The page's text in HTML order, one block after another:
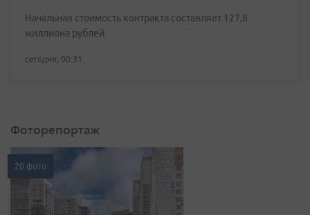
Начальная стоимость контракта составляет 127,8
миллиона рублей
сегодня, 00:31
Фоторепортаж
20 фото